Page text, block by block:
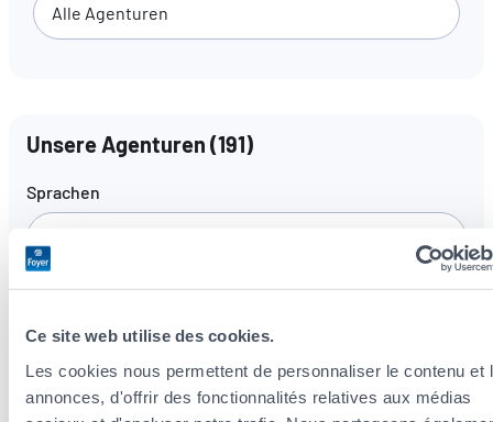
Ce site web utilise des cookies.
Les cookies nous permettent de personnaliser le contenu et
annonces, d'offrir des fonctionnalités relatives aux médias
Unsere Agenturen (191)
Sprachen